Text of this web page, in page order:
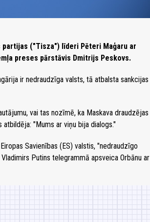
("Tisza") līderi Pēteri Maģaru ar
preses pārstāvis Dmitrijs Peskovs.
ir nedraudzīga valsts, tā atbalsta sankcijas
vai tas nozīmē, ka Maskava draudzējas
"Mums ar viņu bija dialogs."
Savienības (ES) valstis, "nedraudzīgo
Putins telegrammā apsveica Orbānu ar